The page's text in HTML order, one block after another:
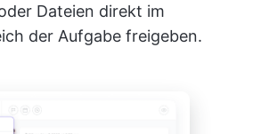
Dateien direkt im
der Aufgabe freigeben.